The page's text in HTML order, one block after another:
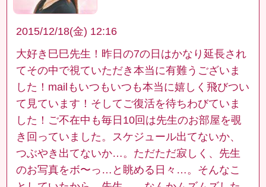
2015/12/18(金) 12:16
大好き巳巳先生！昨日の7の日はかなり延長され
てその中で視ていただき本当に有難うございま
した！mailもいつもいつも本当に嬉しく飛びつい
て見ています！そしてご復活を待ちわびていま
した！ご不在中も毎日10回は先生のお部屋を覗
き回っていました。スケジュール出てないか、
つぶやき出てないか…。ただただ寂しく、先生
のお写真をボ〜っ…と眺める日々…。そんなこ